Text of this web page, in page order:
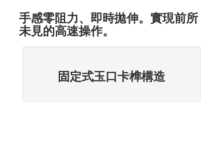
手感零阻力、即時拋伸。實現前所
未見的高速操作。
固定式玉口卡榫構造